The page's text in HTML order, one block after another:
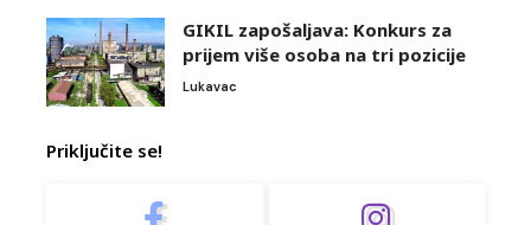
GIKIL zapošaljava: Konkurs za
prijem više osoba na tri pozicije
Lukavac
Priključite se!